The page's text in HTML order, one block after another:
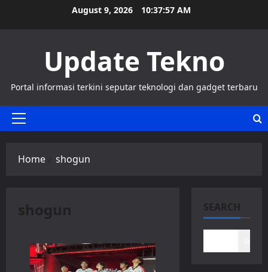
August 9, 2026 10:37:58 AM
Update Tekno
Portal informasi terkini seputar teknologi dan gadget terbaru
Primary
Home shogun
shogun SEARCH